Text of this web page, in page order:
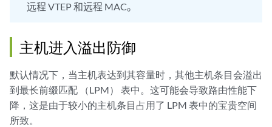
远程 VTEP 和远程 MAC。
主机进入溢出防御
默认情况下，当主机表达到其容量时，其他主机条目会溢出
到最长前缀匹配 （LPM） 表中。这可能会导致路由性能下
降，这是由于较小的主机条目占用了 LPM 表中的宝贵空间
所致。